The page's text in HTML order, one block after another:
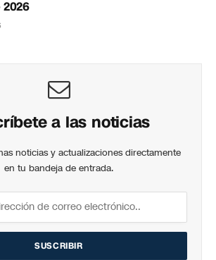
a las noticias
noticias y actualizaciones directamente
en tu bandeja de entrada.